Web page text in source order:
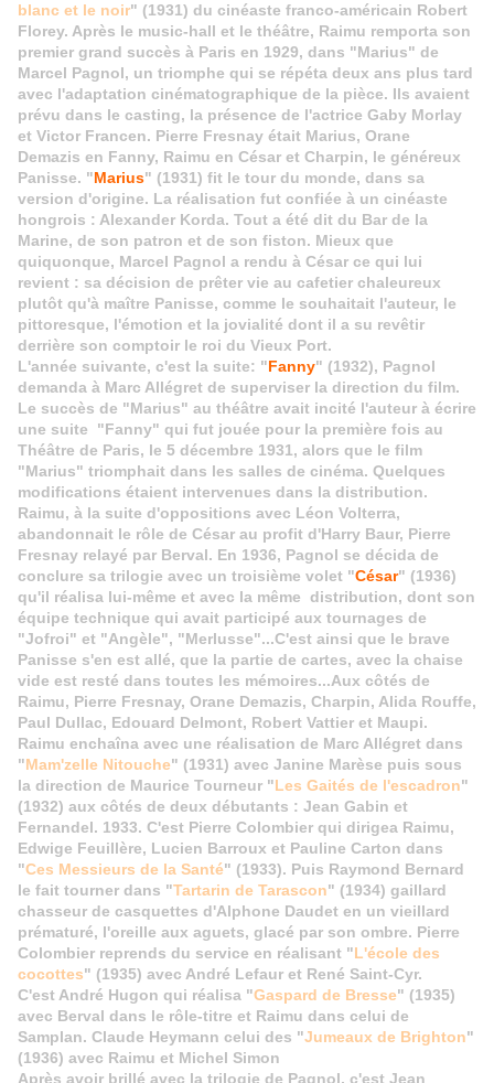
blanc et le noir" (1931) du cinéaste franco-américain Robert
Florey. Après le music-hall et le théâtre, Raimu remporta son
premier grand succès à Paris en 1929, dans "Marius" de
Marcel Pagnol, un triomphe qui se répéta deux ans plus tard
avec l'adaptation cinématographique de la pièce. Ils avaient
prévu dans le casting, la présence de l'actrice Gaby Morlay
et Victor Francen. Pierre Fresnay était Marius, Orane
Demazis en Fanny, Raimu en César et Charpin, le généreux
Panisse. "Marius" (1931) fit le tour du monde, dans sa
version d'origine. La réalisation fut confiée à un cinéaste
hongrois : Alexander Korda. Tout a été dit du Bar de la
Marine, de son patron et de son fiston. Mieux que
quiquonque, Marcel Pagnol a rendu à César ce qui lui
revient : sa décision de prêter vie au cafetier chaleureux
plutôt qu'à maître Panisse, comme le souhaitait l'auteur, le
pittoresque, l'émotion et la jovialité dont il a su revêtir
derrière son comptoir le roi du Vieux Port.
L'année suivante, c'est la suite: "Fanny" (1932), Pagnol
demanda à Marc Allégret de superviser la direction du film.
Le succès de "Marius" au théâtre avait incité l'auteur à écrire
une suite "Fanny" qui fut jouée pour la première fois au
Théâtre de Paris, le 5 décembre 1931, alors que le film
"Marius" triomphait dans les salles de cinéma. Quelques
modifications étaient intervenues dans la distribution.
Raimu, à la suite d'oppositions avec Léon Volterra,
abandonnait le rôle de César au profit d'Harry Baur, Pierre
Fresnay relayé par Berval. En 1936, Pagnol se décida de
conclure sa trilogie avec un troisième volet "César" (1936)
qu'il réalisa lui-même et avec la même distribution, dont son
équipe technique qui avait participé aux tournages de
"Jofroi" et "Angèle", "Merlusse"...C'est ainsi que le brave
Panisse s'en est allé, que la partie de cartes, avec la chaise
vide est resté dans toutes les mémoires...Aux côtés de
Raimu, Pierre Fresnay, Orane Demazis, Charpin, Alida Rouffe,
Paul Dullac, Edouard Delmont, Robert Vattier et Maupi.
Raimu enchaîna avec une réalisation de Marc Allégret dans
"Mam'zelle Nitouche" (1931) avec Janine Marèse puis sous
la direction de Maurice Tourneur "Les Gaités de l'escadron"
(1932) aux côtés de deux débutants : Jean Gabin et
Fernandel. 1933. C'est Pierre Colombier qui dirigea Raimu,
Edwige Feuillère, Lucien Barroux et Pauline Carton dans
"Ces Messieurs de la Santé" (1933). Puis Raymond Bernard
le fait tourner dans "Tartarin de Tarascon" (1934) gaillard
chasseur de casquettes d'Alphone Daudet en un vieillard
prématuré, l'oreille aux aguets, glacé par son ombre. Pierre
Colombier reprends du service en réalisant "L'école des
cocottes" (1935) avec André Lefaur et René Saint-Cyr.
C'est André Hugon qui réalisa "Gaspard de Bresse" (1935)
avec Berval dans le rôle-titre et Raimu dans celui de
Samplan. Claude Heymann celui des "Jumeaux de Brighton"
(1936) avec Raimu et Michel Simon
Après avoir brillé avec la trilogie de Pagnol, c'est Jean